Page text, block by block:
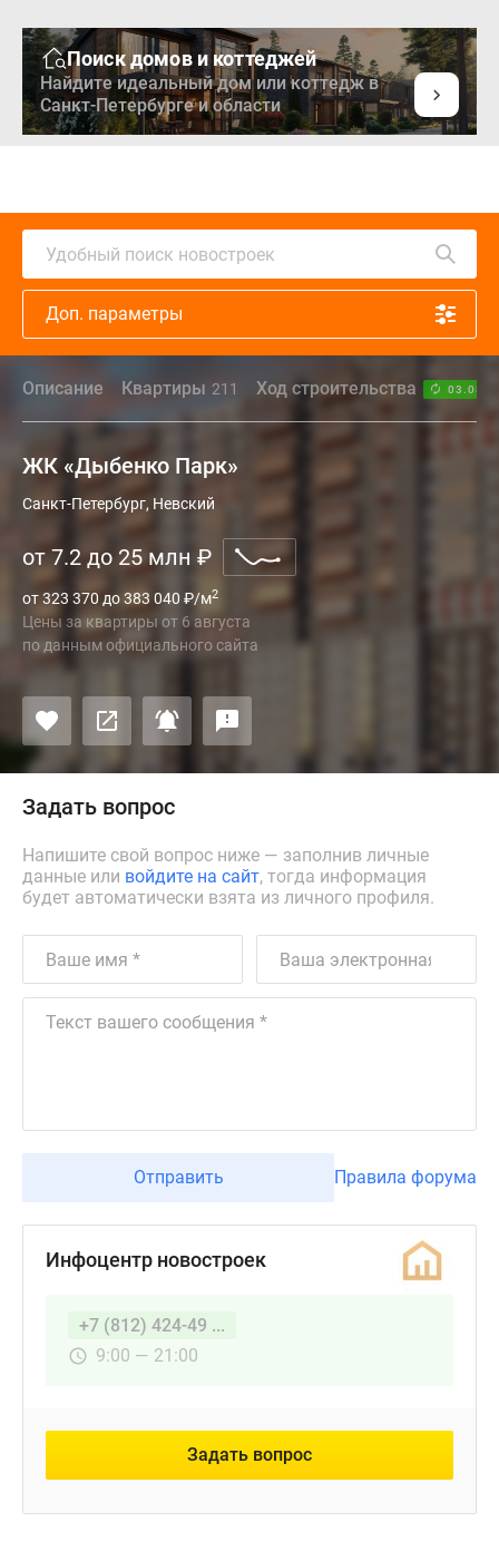
Поиск домов и коттеджей
Найдите идеальный дом или коттедж в
Санкт-Петербурге и области
Удобный поиск новостроек
Доп. параметры
Описание Квартиры 211 Ход строительства
ЖК «Дыбенко Парк»
Санкт-Петербург, Невский
от 7.2 до 25 млн ₽
от 323 370 до 383 040 ₽/м2
Цены за квартиры от 6 августа
по данным официального сайта
Задать вопрос
Напишите свой вопрос ниже — заполнив личные
данные или войдите на сайт, тогда информация
будет автоматически взята из личного профиля.
Отправить Правила форума
Инфоцентр новостроек
+7 (812) 424-49 ...
9:00 — 21:00
Задать вопрос